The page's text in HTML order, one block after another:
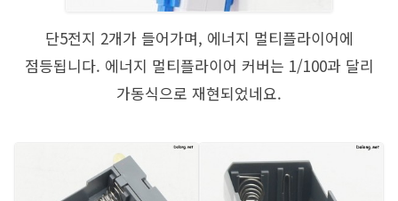
단5전지 2개가 들어가며, 에너지 멀티플라이어에
점등됩니다. 에너지 멀티플라이어 커버는 1/100과 달리
가동식으로 재현되었네요.